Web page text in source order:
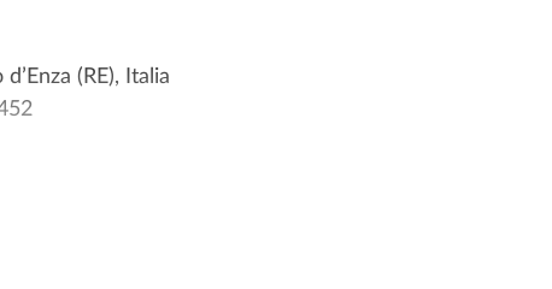
(RE), Italia
it/ugovdocenti/person/19786